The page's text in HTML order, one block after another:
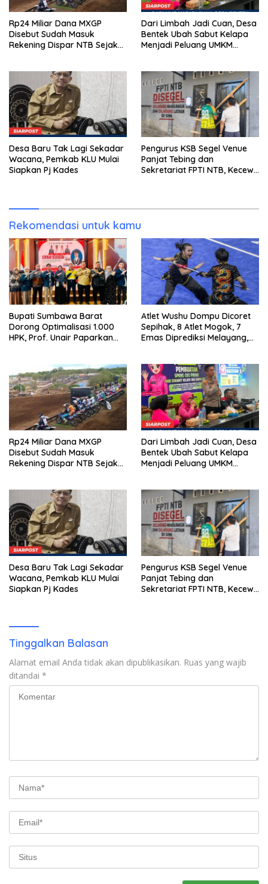
Rp24 Miliar Dana MXGP
Disebut Sudah Masuk
Rekening Dispar NTB Sejak
Dari Limbah Jadi Cuan, Desa
Bentek Ubah Sabut Kelapa
Menjadi Peluang UMKM
Desa Baru Tak Lagi Sekadar
Wacana, Pemkab KLU Mulai
Siapkan Pj Kades
Pengurus KSB Segel Venue
Panjat Tebing dan
Sekretariat FPTI NTB, Kecewa
Rekomendasi untuk kamu
Bupati Sumbawa Barat
Dorong Optimalisasi 1.000
HPK, Prof. Unair Paparkan
Atlet Wushu Dompu Dicoret
Sepihak, 8 Atlet Mogok, 7
Emas Diprediksi Melayang,
Rp24 Miliar Dana MXGP
Disebut Sudah Masuk
Rekening Dispar NTB Sejak
Dari Limbah Jadi Cuan, Desa
Bentek Ubah Sabut Kelapa
Menjadi Peluang UMKM
Desa Baru Tak Lagi Sekadar
Wacana, Pemkab KLU Mulai
Siapkan Pj Kades
Pengurus KSB Segel Venue
Panjat Tebing dan
Sekretariat FPTI NTB, Kecewa
Tinggalkan Balasan
Alamat email Anda tidak akan dipublikasikan. Ruas yang wajib
ditandai *